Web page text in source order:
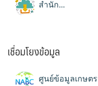
สำนัก...
เชื่อมโยงข้อมูล
ศูนย์ข้อมูลเกษต